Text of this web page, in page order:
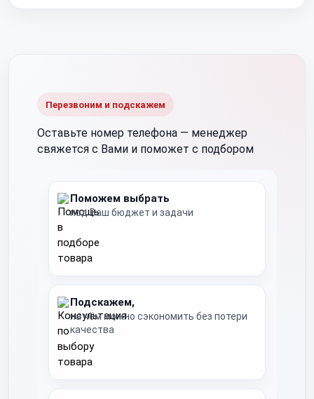
Перезвоним и подскажем
Оставьте номер телефона — менеджер
свяжется с Вами и поможет с подбором
Поможем выбрать
под Ваш бюджет и задачи
Подскажем,
на чём можно сэкономить без потери
качества